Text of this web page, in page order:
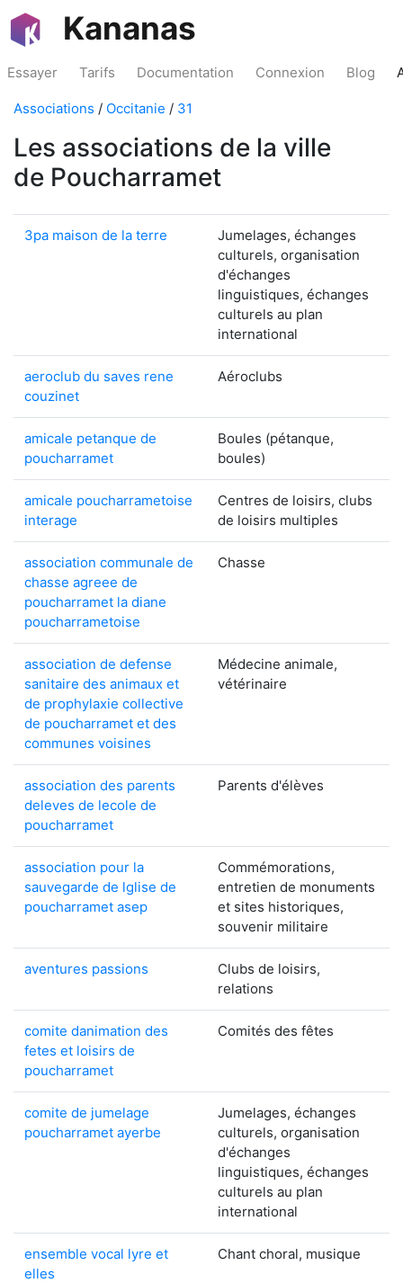
Kananas
Essayer Tarifs Documentation Connexion Blog
Associations / Occitanie / 31
Les associations de la ville
de Poucharramet
3pa maison de la terre
Jumelages, échanges
culturels, organisation
d'échanges
linguistiques, échanges
culturels au plan
international
aeroclub du saves rene
couzinet
Aéroclubs
amicale petanque de
poucharramet
Boules (pétanque,
boules)
amicale poucharrametoise
interage
Centres de loisirs, clubs
de loisirs multiples
association communale de
chasse agreee de
poucharramet la diane
poucharrametoise
Chasse
association de defense
sanitaire des animaux et
de prophylaxie collective
de poucharramet et des
communes voisines
Médecine animale,
vétérinaire
association des parents
deleves de lecole de
poucharramet
Parents d'élèves
association pour la
sauvegarde de lglise de
poucharramet asep
Commémorations,
entretien de monuments
et sites historiques,
souvenir militaire
aventures passions
Clubs de loisirs,
relations
comite danimation des
fetes et loisirs de
poucharramet
Comités des fêtes
comite de jumelage
poucharramet ayerbe
Jumelages, échanges
culturels, organisation
d'échanges
linguistiques, échanges
culturels au plan
international
ensemble vocal lyre et
elles
Chant choral, musique